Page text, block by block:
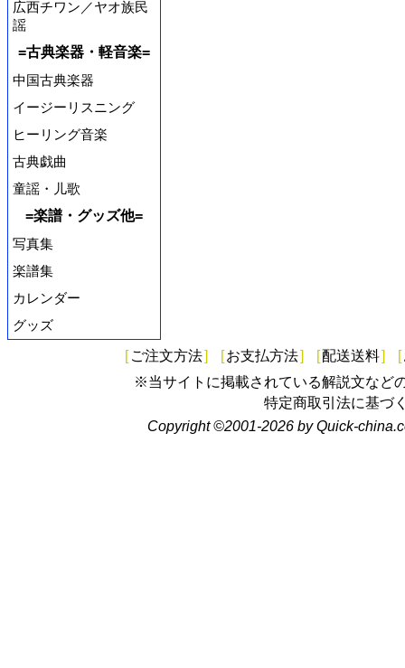
広西チワン／ヤオ族民
謡
=古典楽器・軽音楽=
中国古典楽器
イージーリスニング
ヒーリング音楽
古典戯曲
童謡・儿歌
=楽譜・グッズ他=
写真集
楽譜集
カレンダー
グッズ
[ ご注文方法] [お支払方法] [配送送料] [
※当サイトに掲載されている解説文など
特定商取引法に基づ
Copyright ©2001-2026 by Quick-